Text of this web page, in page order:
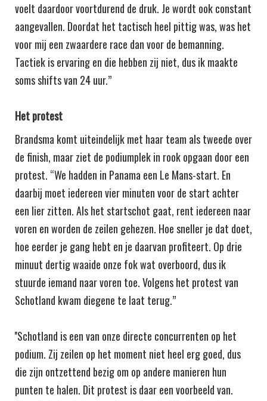
voelt daardoor voortdurend de druk. Je wordt ook constant
aangevallen. Doordat het tactisch heel pittig was, was het
voor mij een zwaardere race dan voor de bemanning.
Tactiek is ervaring en die hebben zij niet, dus ik maakte
soms shifts van 24 uur.”
Het protest
Brandsma komt uiteindelijk met haar team als tweede over
de finish, maar ziet de podiumplek in rook opgaan door een
protest. “We hadden in Panama een Le Mans-start. En
daarbij moet iedereen vier minuten voor de start achter
een lier zitten. Als het startschot gaat, rent iedereen naar
voren en worden de zeilen gehezen. Hoe sneller je dat doet,
hoe eerder je gang hebt en je daarvan profiteert. Op drie
minuut dertig waaide onze fok wat overboord, dus ik
stuurde iemand naar voren toe. Volgens het protest van
Schotland kwam diegene te laat terug.”
''Schotland is een van onze directe concurrenten op het
podium. Zij zeilen op het moment niet heel erg goed, dus
die zijn ontzettend bezig om op andere manieren hun
punten te halen. Dit protest is daar een voorbeeld van.